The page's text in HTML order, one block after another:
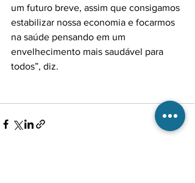
um futuro breve, assim que consigamos
estabilizar nossa economia e focarmos
na saúde pensando em um
envelhecimento mais saudável para
todos”, diz.